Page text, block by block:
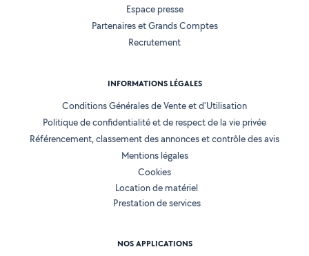
Espace presse
Partenaires et Grands Comptes
Recrutement
INFORMATIONS LÉGALES
Conditions Générales de Vente et d'Utilisation
Politique de confidentialité et de respect de la vie privée
Référencement, classement des annonces et contrôle des avis
Mentions légales
Cookies
Location de matériel
Prestation de services
NOS APPLICATIONS